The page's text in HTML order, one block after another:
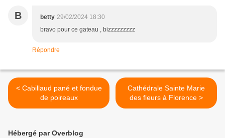
B betty 29/02/2024 18:30
bravo pour ce gateau , bizzzzzzzzz
Répondre
< Cabillaud pané et fondue
de poireaux
Cathédrale Sainte Marie
des fleurs à Florence >
Hébergé par Overblog